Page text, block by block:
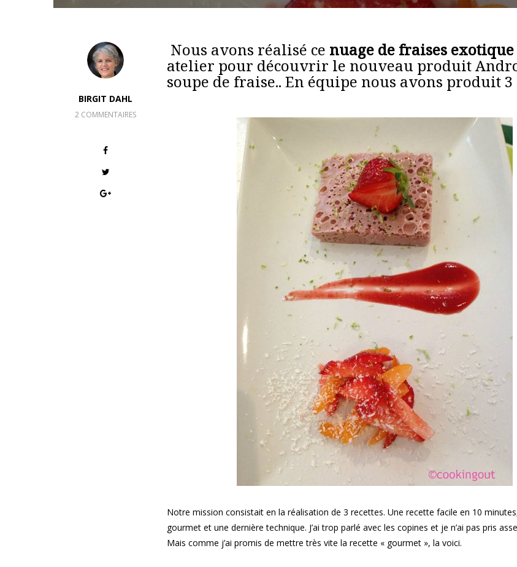
BIRGIT DAHL
2 COMMENTAIRES
Nous avons réalisé ce nuage de fraises exotique
atelier pour découvrir le nouveau produit
soupe de fraise.. En équipe nous avons produit 3
Notre mission consistait en la réalisation de 3 recettes. Une recette facile en 10
gourmet et une dernière technique. J’ai trop parlé avec les copines et je n’ai pas pris
Mais comme j’ai promis de mettre très vite la recette « gourmet », la voici.